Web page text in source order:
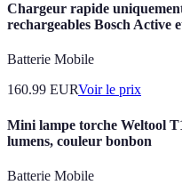
Chargeur rapide
rechargeables Bosch Active
Batterie Mobile
160.99 EURVoir le prix
Mini lampe torche Weltool
lumens, couleur bonbon
Batterie Mobile